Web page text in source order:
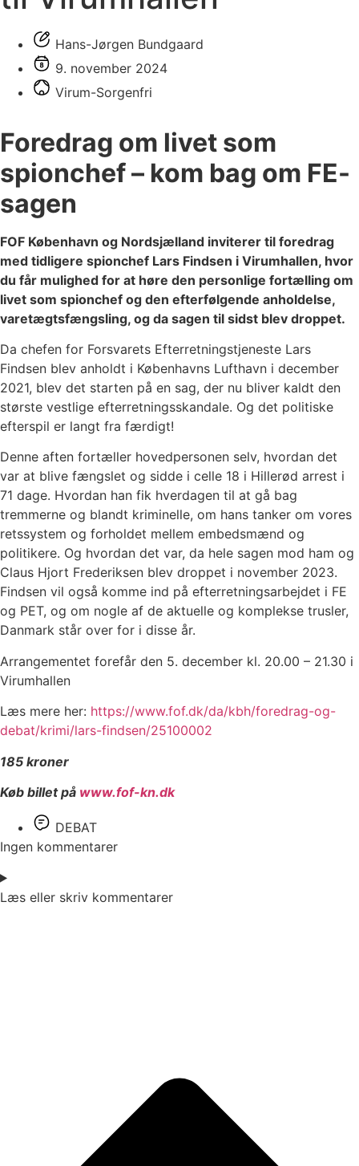
Hans-Jørgen Bundgaard
9. november 2024
Virum-Sorgenfri
Foredrag om livet som
spionchef – kom bag om FE-
sagen
FOF København og Nordsjælland inviterer til foredrag
med tidligere spionchef Lars Findsen i Virumhallen, hvor
du får mulighed for at høre den personlige fortælling om
livet som spionchef og den efterfølgende anholdelse,
varetægtsfængsling, og da sagen til sidst blev droppet.
Da chefen for Forsvarets Efterretningstjeneste Lars
Findsen blev anholdt i Københavns Lufthavn i december
2021, blev det starten på en sag, der nu bliver kaldt den
største vestlige efterretningsskandale. Og det politiske
efterspil er langt fra færdigt!
Denne aften fortæller hovedpersonen selv, hvordan det
var at blive fængslet og sidde i celle 18 i Hillerød arrest i
71 dage. Hvordan han fik hverdagen til at gå bag
tremmerne og blandt kriminelle, om hans tanker om vores
retssystem og forholdet mellem embedsmænd og
politikere. Og hvordan det var, da hele sagen mod ham og
Claus Hjort Frederiksen blev droppet i november 2023.
Findsen vil også komme ind på efterretningsarbejdet i FE
og PET, og om nogle af de aktuelle og komplekse trusler,
Danmark står over for i disse år.
Arrangementet forefår den 5. december kl. 20.00 – 21.30 i
Virumhallen
Læs mere her: https://www.fof.dk/da/kbh/foredrag-og-
debat/krimi/lars-findsen/25100002
185 kroner
Køb billet på www.fof-kn.dk
DEBAT
Ingen kommentarer
Læs eller skriv kommentarer